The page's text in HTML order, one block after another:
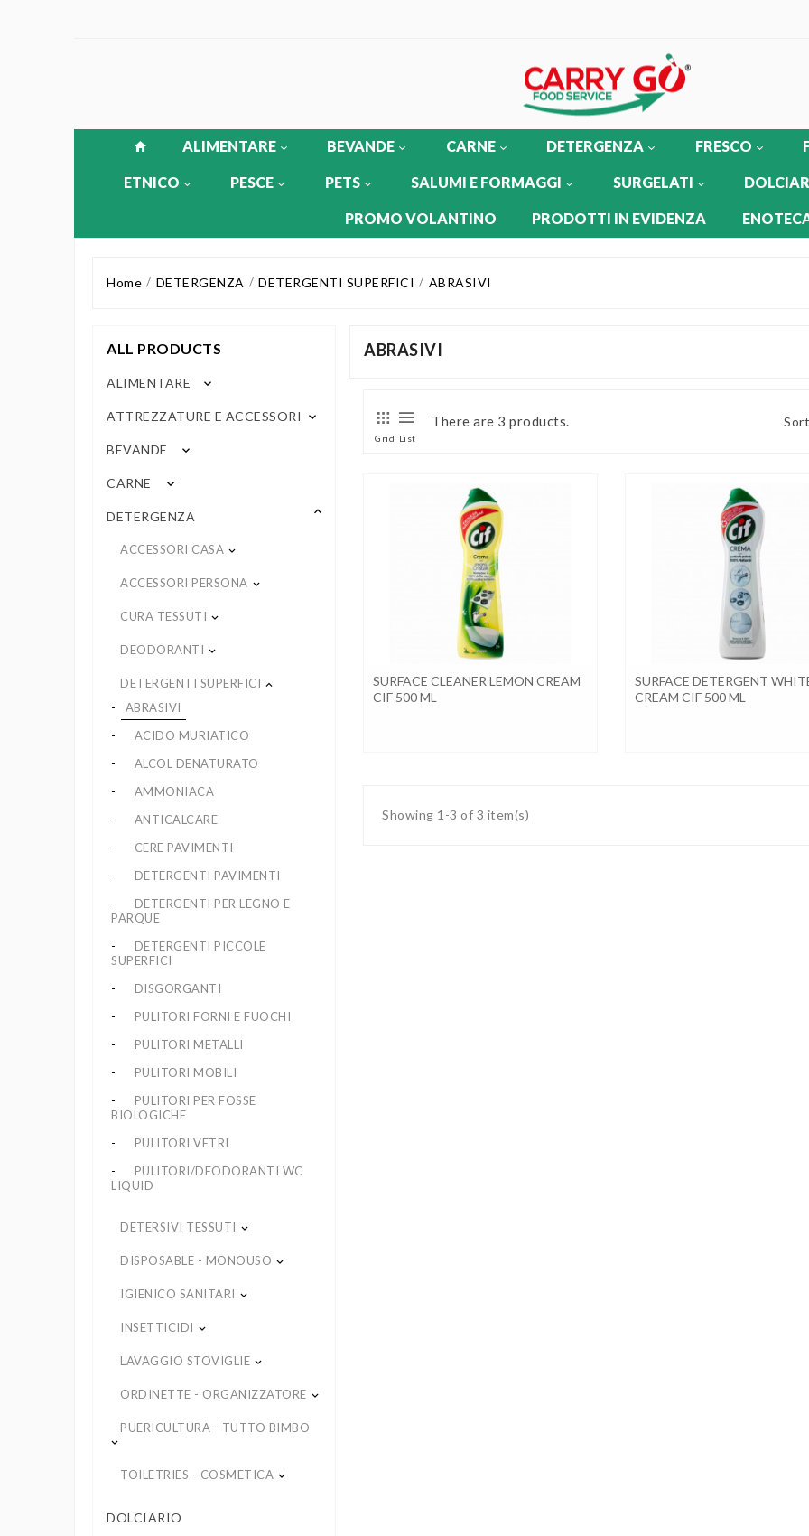
ALIMENTARE BEVANDE CARNE DETERGENZA FRESCO
ETNICO PESCE PETS SALUMI E FORMAGGI SURGELATI
PROMO VOLANTINO PRODOTTI IN EVIDENZA
Home DETERGENZA DETERGENTI SUPERFICI ABRASIVI
ALL PRODUCTS
ALIMENTARE keyboard_arrow_down
ATTREZZATURE E ACCESSORI keyboard_arrow_down
BEVANDE keyboard_arrow_down
CARNE keyboard_arrow_down
DETERGENZA keyboard_arrow_up
ACCESSORI CASA keyboard_arrow_down
ACCESSORI PERSONA keyboard_arrow_down
CURA TESSUTI keyboard_arrow_down
DEODORANTI keyboard_arrow_down
DETERGENTI SUPERFICI keyboard_arrow_up
ABRASIVI
ACIDO MURIATICO
ALCOL DENATURATO
AMMONIACA
ANTICALCARE
CERE PAVIMENTI
DETERGENTI PAVIMENTI
DETERGENTI PER LEGNO E
PARQUE
DETERGENTI PICCOLE
SUPERFICI
DISGORGANTI
PULITORI FORNI E FUOCHI
PULITORI METALLI
PULITORI MOBILI
PULITORI PER FOSSE
BIOLOGICHE
PULITORI VETRI
PULITORI/DEODORANTI WC
LIQUID
DETERSIVI TESSUTI keyboard_arrow_down
DISPOSABLE - MONOUSO keyboard_arrow_down
IGIENICO SANITARI keyboard_arrow_down
INSETTICIDI keyboard_arrow_down
LAVAGGIO STOVIGLIE keyboard_arrow_down
ORDINETTE - ORGANIZZATORE keyboard_arrow_down
PUERICULTURA - TUTTO BIMBO
keyboard_arrow_down
TOILETRIES - COSMETICA keyboard_arrow_down
DOLCIARIO
ABRASIVI
Grid List
There are 3 products.
SURFACE CLEANER LEMON CREAM
CIF 500 ML
SURFACE DETERGENT
CREAM CIF 500 ML
Showing 1-3 of 3 item(s)